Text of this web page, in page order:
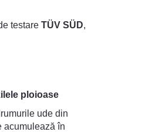
testare TÜV SÜD,
ploioase
ude din
acumulează în